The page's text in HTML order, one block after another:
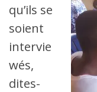
qu’ils se
soient
intervie
wés,
dites-